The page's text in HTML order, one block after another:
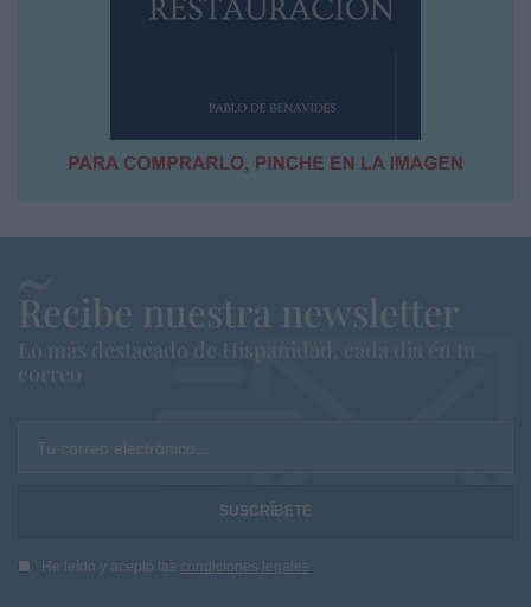
Recibe nuestra newsletter
Lo más destacado de Hispanidad, cada dia en tu
correo
Tu correo electrónico...
He leído y acepto las condiciones legales